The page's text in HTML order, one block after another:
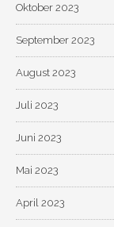
Oktober 2023
September 2023
August 2023
Juli 2023
Juni 2023
Mai 2023
April 2023